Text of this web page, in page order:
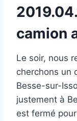
camion
Le soir, nous
cherchons un
Besse-sur-
justement à
est fermé